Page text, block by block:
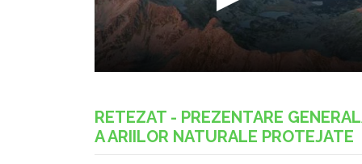
RETEZAT - PREZENTARE
A ARIILOR NATURALE PROTEJATE